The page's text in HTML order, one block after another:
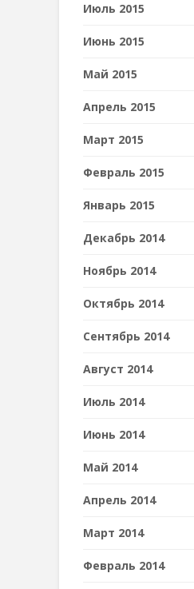
Июль 2015
Июнь 2015
Май 2015
Апрель 2015
Март 2015
Февраль 2015
Январь 2015
Декабрь 2014
Ноябрь 2014
Октябрь 2014
Сентябрь 2014
Август 2014
Июль 2014
Июнь 2014
Май 2014
Апрель 2014
Март 2014
Февраль 2014